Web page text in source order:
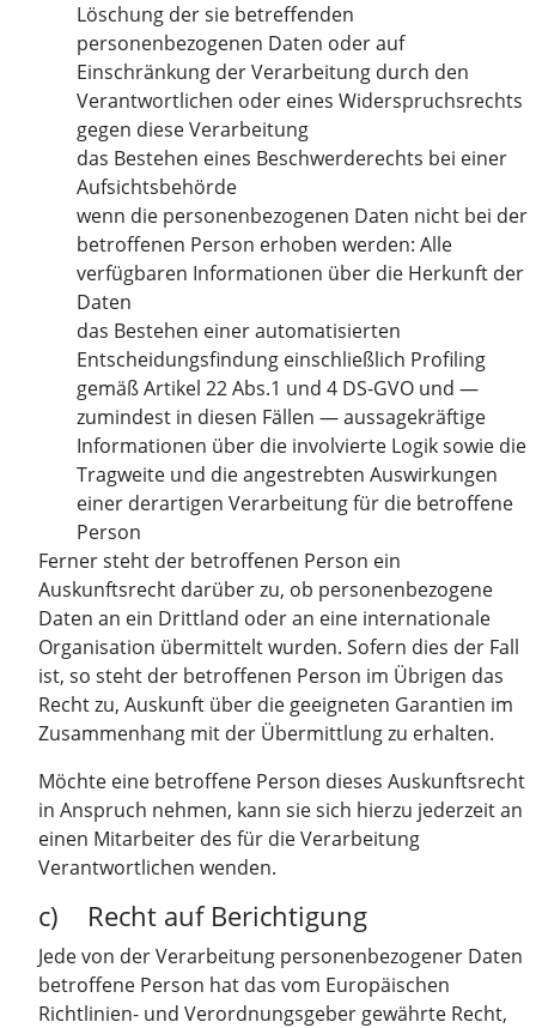
Löschung der sie betreffenden
personenbezogenen Daten oder auf
Einschränkung der Verarbeitung durch den
Verantwortlichen oder eines Widerspruchsrechts
gegen diese Verarbeitung
das Bestehen eines Beschwerderechts bei einer
Aufsichtsbehörde
wenn die personenbezogenen Daten nicht bei der
betroffenen Person erhoben werden: Alle
verfügbaren Informationen über die Herkunft der
Daten
das Bestehen einer automatisierten
Entscheidungsfindung einschließlich Profiling
gemäß Artikel 22 Abs.1 und 4 DS-GVO und —
zumindest in diesen Fällen — aussagekräftige
Informationen über die involvierte Logik sowie die
Tragweite und die angestrebten Auswirkungen
einer derartigen Verarbeitung für die betroffene
Person
Ferner steht der betroffenen Person ein
Auskunftsrecht darüber zu, ob personenbezogene
Daten an ein Drittland oder an eine internationale
Organisation übermittelt wurden. Sofern dies der Fall
ist, so steht der betroffenen Person im Übrigen das
Recht zu, Auskunft über die geeigneten Garantien im
Zusammenhang mit der Übermittlung zu erhalten.
Möchte eine betroffene Person dieses Auskunftsrecht
in Anspruch nehmen, kann sie sich hierzu jederzeit an
einen Mitarbeiter des für die Verarbeitung
Verantwortlichen wenden.
c) Recht auf Berichtigung
Jede von der Verarbeitung personenbezogener Daten
betroffene Person hat das vom Europäischen
Richtlinien- und Verordnungsgeber gewährte Recht,